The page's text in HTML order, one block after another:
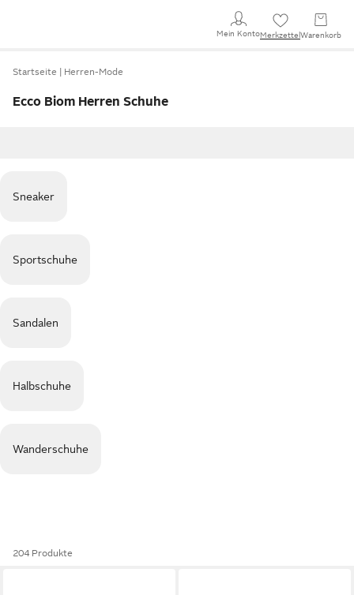
Mein KontoMerkzettel Warenkorb
Startseite Herren-Mode
Ecco Biom Herren Schuhe
Sneaker
Sportschuhe
Sandalen
Halbschuhe
Wanderschuhe
204 Produkte